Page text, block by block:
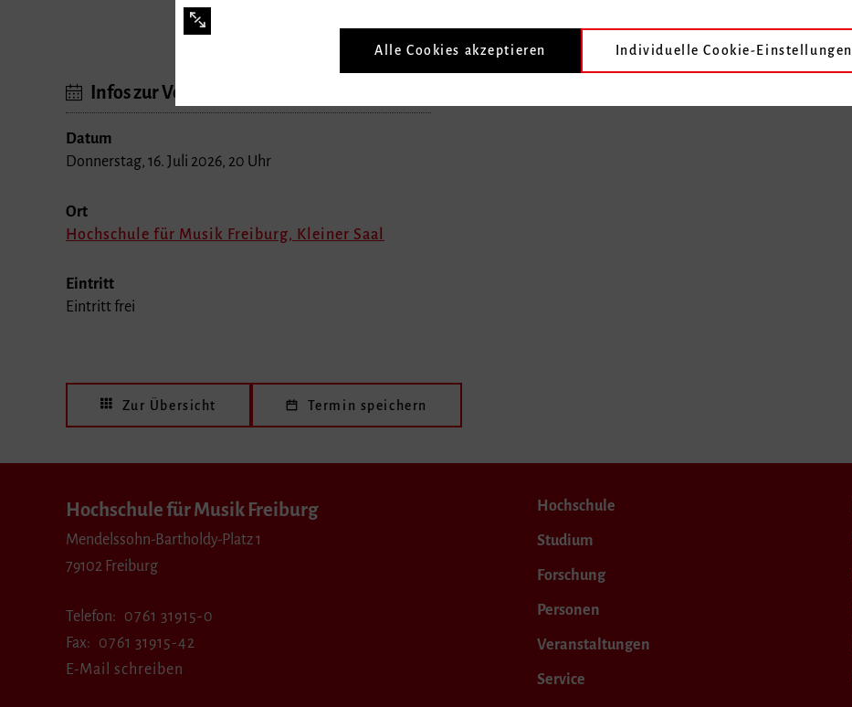
Infos zur Veranstaltung
Datum
Donnerstag, 16. Juli 2026, 20 Uhr
Ort
Hochschule für Musik Freiburg, Kleiner Saal
Eintritt
Eintritt frei
Zur Übersicht Termin speichern
Hochschule für Musik Freiburg
Mendelssohn-Bartholdy-Platz 1
79102 Freiburg
Telefon
0761 31915-0
Fax
0761 31915-42
E-Mail schreiben
Hochschule
Studium
Forschung
Personen
Veranstaltungen
Service
Alle Cookies akzeptieren Individuelle Cookie-Einstellungen